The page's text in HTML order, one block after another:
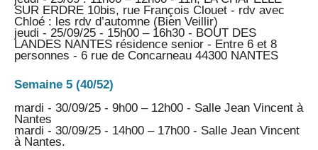
SUR ERDRE 10bis, rue François Clouet - rdv avec
Chloé : les rdv d’automne (Bien Veillir)
jeudi - 25/09/25 - 15h00 – 16h30 - BOUT DES
LANDES NANTES résidence senior - Entre 6 et 8
personnes - 6 rue de Concarneau 44300 NANTES
Semaine 5 (40/52)
mardi - 30/09/25 - 9h00 – 12h00 - Salle Jean Vincent à
Nantes
mardi - 30/09/25 - 14h00 – 17h00 - Salle Jean Vincent
à Nantes.